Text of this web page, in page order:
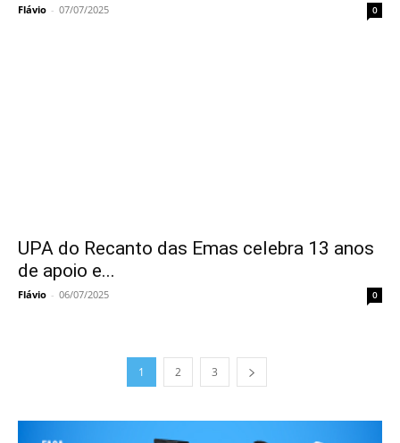
Flávio - 07/07/2025 0
UPA do Recanto das Emas celebra 13 anos
de apoio e...
Flávio - 06/07/2025 0
1 2 3